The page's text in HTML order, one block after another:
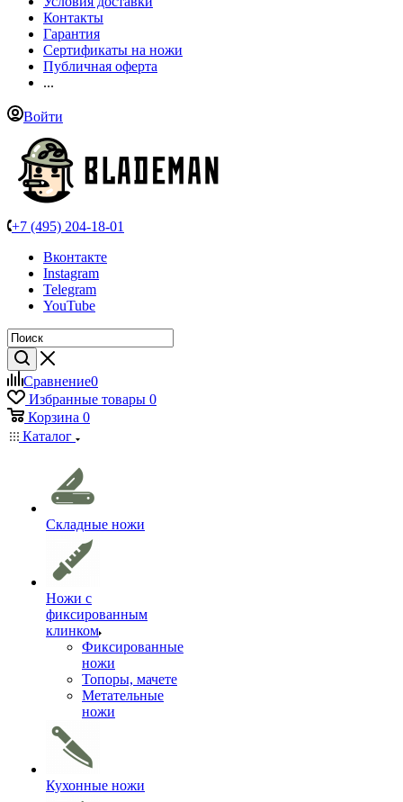
Контакты
Гарантия
Сертификаты на ножи
Публичная оферта
...
Войти
+7 (495) 204-18-01
Вконтакте
Instagram
Telegram
YouTube
Сравнение0
Избранные товары 0
Корзина 0
Каталог
Складные ножи
Ножи с
фиксированным
клинком
Фиксированные
ножи
Топоры, мачете
Метательные
ножи
Кухонные ножи